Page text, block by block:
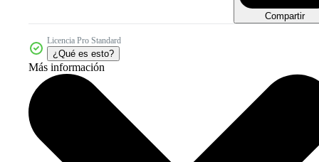
Compartir
Licencia Pro Standard
¿Qué es esto?
Más información